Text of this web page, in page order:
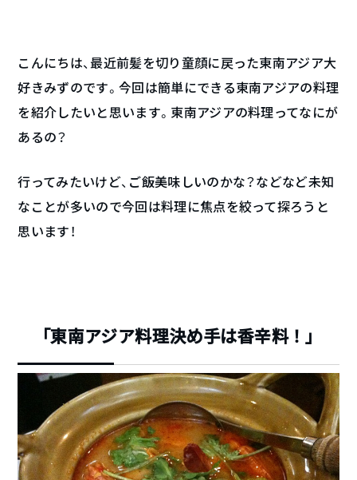
こんにちは、最近前髪を切り童顔に戻った東南アジア大
好きみずのです。今回は簡単にできる東南アジアの料理
を紹介したいと思います。東南アジアの料理ってなにが
あるの？
行ってみたいけど、ご飯美味しいのかな？などなど未知
なことが多いので今回は料理に焦点を絞って探ろうと
思います！
「東南アジア料理決め手は香辛料！」